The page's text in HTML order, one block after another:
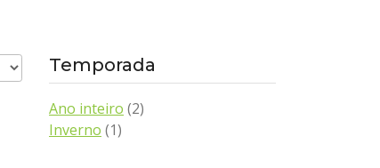
Temporada
Ano inteiro (2)
Inverno (1)